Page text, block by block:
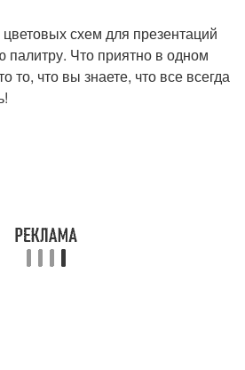
схем для презентаций
Что приятно в одном
то, что вы знаете, что все всегда